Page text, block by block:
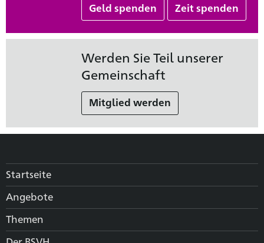
Geld spenden Zeit spenden
Werden Sie Teil unserer
Gemeinschaft
Mitglied werden
Startseite
Angebote
Themen